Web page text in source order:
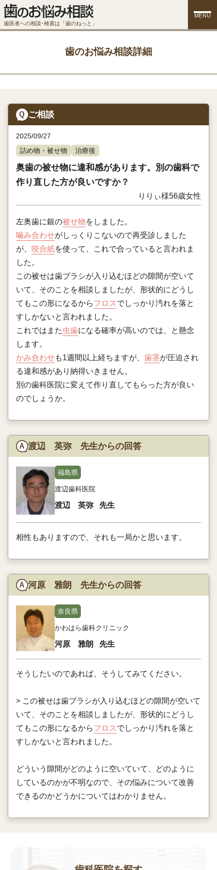
歯医者への相談･検索は「歯のねっと」
MENU
歯のお悩み相談詳細
ご相談
2025/09/27
詰め物・被せ物
治療後
奥歯の被せ物に違和感があります。別の歯科で
作り直した方が良いですか？
りりぃ様56歳女性
左奥歯に銀の被せ物をしました。
噛み合わせがしっくりこないので再受診しました
が、
咬合紙を使って、これで合っていると言われま
した。
この被せは歯ブラシが入り込むほどの隙間が空いて
いて、そのことを相談しましたが、形状的にどうし
てもこの形になるからフロス でしっかり汚れを落と
すしかないと言われました。
これではまた虫歯になる確率が高いのでは、と懸念
します。
かみ合わせも1週間以上経ちますが、 歯茎が圧迫され
る違和感があり納得いきません。
別の歯科医院に変えて作り直してもらった方が良い
のでしょうか。
渡辺 英弥 先生からの回答
福島県
渡辺歯科医院
渡辺 英弥 先生
相性もありますので、それも一局かと思います。
河原 雅朗 先生からの回答
奈良県
かわはら歯科クリニック
河原 雅朗 先生
そうしたいのであれば、そうしてみてください。
> この被せは歯ブラシが入り込むほどの隙間が空いて
いて、そのことを相談しましたが、形状的にどうし
てもこの形になるからフロス でしっかり汚れを落と
すしかないと言われました。
どういう隙間がどのように空いていて、どのように
しているのかが不明なので、その悩みについて改善
できるのかどうかについてはわかりません。